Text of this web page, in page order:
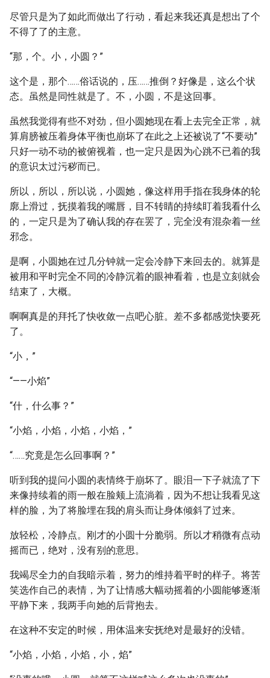
尽管只是为了如此而做出了行动，看起来我还真是想出了个
不得了了的主意。
“那，个。小，小圆？”
这个是，那个……俗话说的，压……推倒？好像是，这么个状
态。虽然是同性就是了。不，小圆，不是这回事。
虽然我觉得有些不对劲，但小圆她现在看上去完全正常，就
算肩膀被压着身体平衡也崩坏了在此之上还被说了“不要动”
只好一动不动的被俯视着，也一定只是因为心跳不已着的我
的意识太过污秽而已。
所以，所以，所以说，小圆她，像这样用手指在我身体的轮
廓上滑过，抚摸着我的嘴唇，目不转睛的持续盯着我看什么
的，一定只是为了确认我的存在罢了，完全没有混杂着一丝
邪念。
是啊，小圆她在过几分钟就一定会冷静下来回去的。就算是
被用和平时完全不同的冷静沉着的眼神看着，也是立刻就会
结束了，大概。
啊啊真是的拜托了快收敛一点吧心脏。差不多都感觉快要死
了。
“小，”
“——小焰”
“什，什么事？”
“小焰，小焰，小焰，小焰，”
“……究竟是怎么回事啊？”
听到我的提问小圆的表情终于崩坏了。眼泪一下子就流了下
来像持续着的雨一般在脸颊上流淌着，因为不想让我看见这
样的脸，为了将脸埋在我的肩头而让身体倾斜了过来。
放轻松，冷静点。刚才的小圆十分脆弱。所以才稍微有点动
摇而已，绝对，没有别的意思。
我竭尽全力的自我暗示着，努力的维持着平时的样子。将苦
笑选作自己的表情，为了让情感大幅动摇着的小圆能够逐渐
平静下来，我两手向她的后背抱去。
在这种不安定的时候，用体温来安抚绝对是最好的没错。
“小焰，小焰，小焰，小，焰”